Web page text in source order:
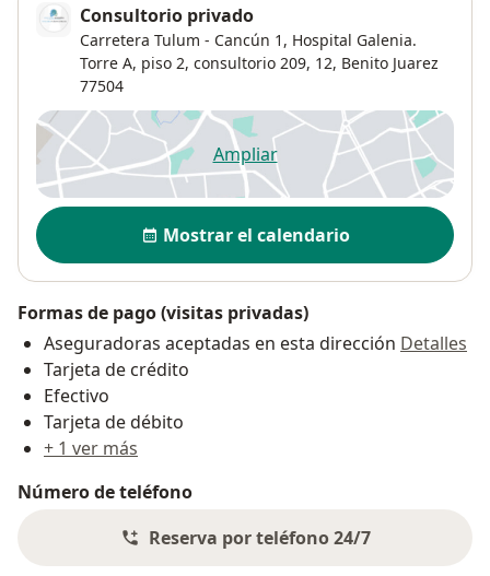
Consultorio privado
Carretera Tulum - Cancún 1, Hospital Galenia.
Torre A, piso 2, consultorio 209, 12, Benito Juarez
77504
Ampliarse abre en una nueva
Disponibilidad
Mostrar el calendario
Formas de pago (visitas privadas)
Aseguradoras aceptadas en esta dirección Detalles
Tarjeta de crédito
Efectivo
Tarjeta de débito
+ 1 ver más
Número de teléfono
Reserva por teléfono 24/7